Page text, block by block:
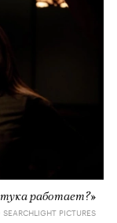
работает?»
PICTURES